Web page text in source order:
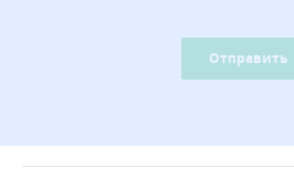
Отправить